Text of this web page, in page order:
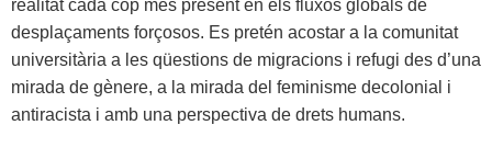
realitat cada cop més present en els fluxos globals de
desplaçaments forçosos. Es pretén acostar a la comunitat
universitària a les qüestions de migracions i refugi des d’una
mirada de gènere, a la mirada del feminisme decolonial i
antiracista i amb una perspectiva de drets humans.